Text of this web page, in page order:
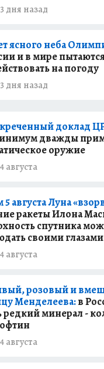
3 дня назад
ясного неба
и в мире
на погоду
3 дня назад
доклад
дважды
оружие
4 августа
августа Луна
ракеты Илона
спутника
своими глазами
4 августа
розовый и
Менделеева:в
редкий минерал -
4 августа